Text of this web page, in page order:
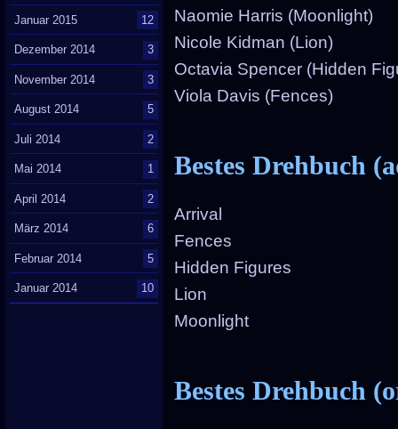
Naomie Harris (Moonlight)
Nicole Kidman (Lion)
Octavia Spencer (Hidden
Viola Davis (Fences)
Bestes Drehbuch
Arrival
Fences
Hidden Figures
Lion
Moonlight
Bestes Drehbuch
Januar 2015 12
Dezember 2014 3
November 2014 3
August 2014 5
Juli 2014 2
Mai 2014 1
April 2014 2
März 2014 6
Februar 2014 5
Januar 2014 10